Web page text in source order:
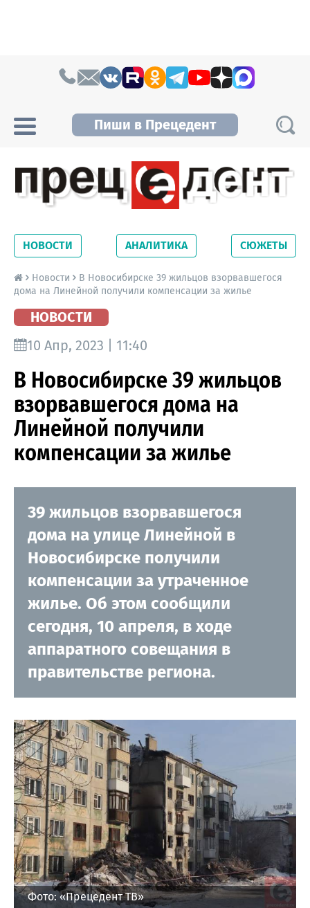
Пиши в Прецедент
Новосибирской области. Читайте свежие
новости на сайте сетевого издания
Precedent.
НОВОСТИ АНАЛИТИКА СЮЖЕТЫ
Новости
В Новосибирске 39 жильцов взорвавшегося
дома на Линейной получили компенсации за жилье
НОВОСТИ
10 Апр, 2023 | 11:40
В Новосибирске 39 жильцов
взорвавшегося дома на
Линейной получили
компенсации за жилье
39 жильцов взорвавшегося
дома на улице Линейной в
Новосибирске получили
компенсации за утраченное
жилье. Об этом сообщили
сегодня, 10 апреля, в ходе
аппаратного совещания в
правительстве региона.
Фото: «Прецедент ТВ»